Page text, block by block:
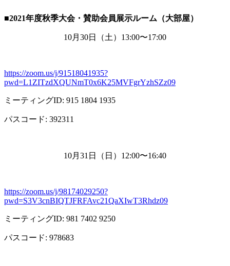
■2021年度秋季大会・賛助会員展示ルーム（大部屋）
10月 30日（土） 13:00〜17:00
https://zoom.us/j/91518041935?
pwd=L1ZITzdXQUNmT0x6K25MVFgrYzhSZz09
ミーティングID: 915 1804 1935
パスコード: 392311
10月 31 日（日） 12:00〜16:40
https://zoom.us/j/98174029250?
pwd=S3V3cnBIQTJFRFAvc21QaXIwT3Rhdz09
ミーティングID: 981 7402 9250
パスコード: 978683